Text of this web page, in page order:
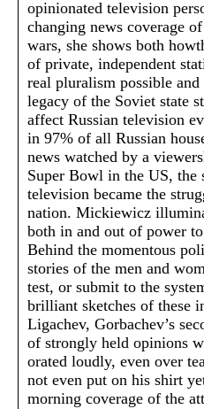
opinionated television
changing news coverage
wars, she shows both
of private, independent
real pluralism possible
legacy of the Soviet state
affect Russian television
in 97% of all Russian
news watched by a
Super Bowl in the US,
television became the
nation. Mickiewicz
both in and out of power
Behind the momentous
stories of the men and
test, or submit to the
brilliant sketches of these
Ligachev, Gorbachev’s
of strongly held opinions
orated loudly, even over
not even put on his shirt
morning coverage of the